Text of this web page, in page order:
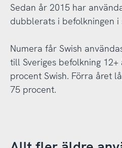
Sedan år 2015 har
dubblerats i befolkningen i
Numera får Swish
till Sveriges befolkning
procent Swish. Förra året
75 procent.